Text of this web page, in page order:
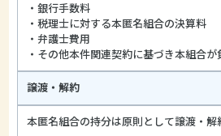
・銀行手数料
・税理士に対する本匿名組合の決算料
・弁護士費用
・その他本件関連契約に基づき本組合が
譲渡・解約
本匿名組合の持分は原則として譲渡・解